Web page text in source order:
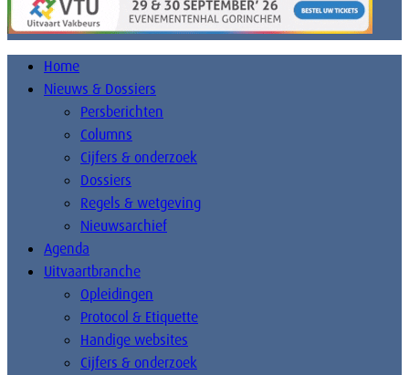
Home
Nieuws & Dossiers
Persberichten
Columns
Cijfers & onderzoek
Dossiers
Regels & wetgeving
Nieuwsarchief
Agenda
Uitvaartbranche
Opleidingen
Protocol & Etiquette
Handige websites
Cijfers & onderzoek